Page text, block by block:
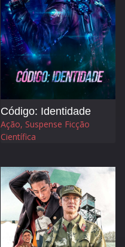
Código: Identidade
Ação, Suspense Ficção
Científica